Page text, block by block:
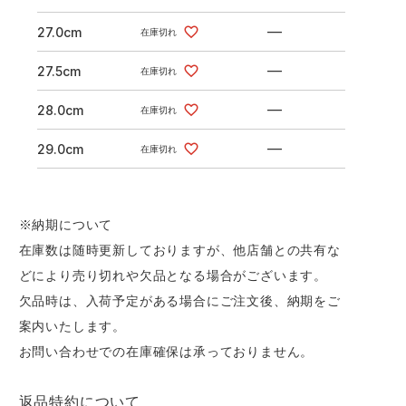
27.0cm 在庫切れ —
27.5cm 在庫切れ —
28.0cm 在庫切れ —
29.0cm 在庫切れ —
※納期について
在庫数は随時更新しておりますが、他店舗との共有な
どにより売り切れや欠品となる場合がございます。
欠品時は、入荷予定がある場合にご注文後、納期をご
案内いたします。
お問い合わせでの在庫確保は承っておりません。
返品特約について